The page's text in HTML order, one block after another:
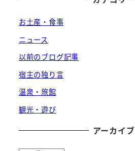
お土産・食事
ニュース
以前のブログ記事
宿主の独り言
温泉・旅館
観光・遊び
アーカイブ